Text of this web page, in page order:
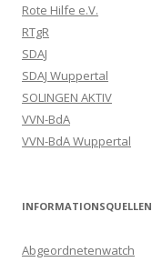
Rote Hilfe e.V.
RTgR
SDAJ
SDAJ Wuppertal
SOLINGEN AKTIV
VVN-BdA
VVN-BdA Wuppertal
INFORMATIONSQUELLEN
Abgeordnetenwatch